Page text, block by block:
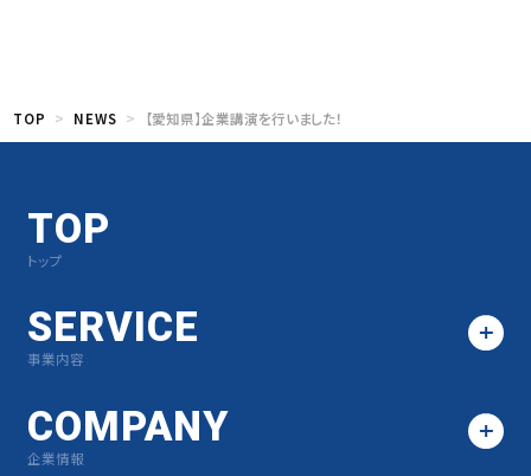
TOP NEWS 【愛知県】企業講演を行いました！
TOP
トップ
SERVICE
事業内容
COMPANY
企業情報